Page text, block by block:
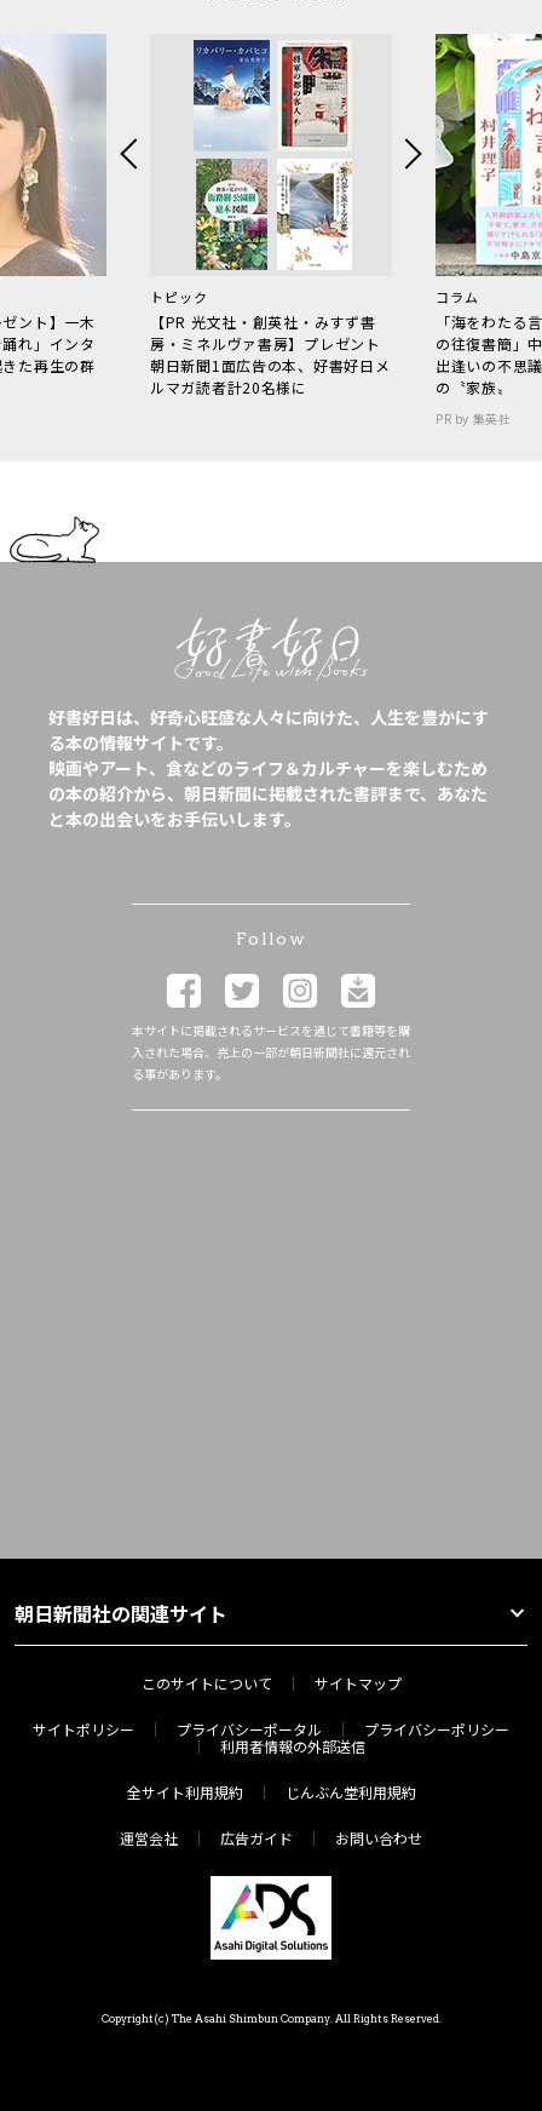
ント】一木
れ」インタ
た再生の群
トピック
【PR 光文社・創英社・みすず書
房・ミネルヴァ書房】プレゼント
朝日新聞1面広告の本、好書好日メ
ルマガ読者計20名様に
コラム
「海をわた
の往復書簡」
出逢いの不思
の〝家族〟
PR by 集英社
好書好日は、好奇心旺盛な人々に向けた、人生を豊かにす
る本の情報サイトです。
映画やアート、食などのライフ＆カルチャーを楽しむため
の本の紹介から、朝日新聞に掲載された書評まで、あなた
と本の出会いをお手伝いします。
Follow
本サイトに掲載されるサービスを通じて書籍等を購
入された場合、売上の一部が朝日新聞社に還元され
る事があります。
朝日新聞社の関連サイト
このサイトについて サイトマップ
サイトポリシー プライバシーポータル
プライバシーポリシー
利用者情報の外部送信
全サイト利用規約 じんぶん堂利用規約
運営会社 広告ガイド お問い合わせ
Copyright(c) The Asahi Shimbun Company. All Rights Reserved.